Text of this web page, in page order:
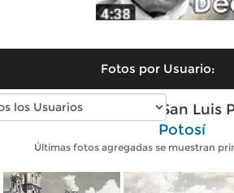
Fotos por Usuario:
Fotos antiguas de San Luis
Potosí
Últimas fotos agregadas se muestran